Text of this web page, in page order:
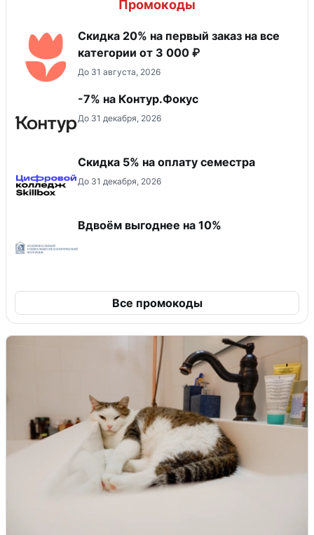
Промокоды
Скидка 20% на первый заказ на все
категории от 3 000 ₽
До 31 августа, 2026
-7% на Контур.Фокус
До 31 декабря, 2026
Скидка 5% на оплату семестра
До 31 декабря, 2026
Вдвоём выгоднее на 10%
Все промокоды